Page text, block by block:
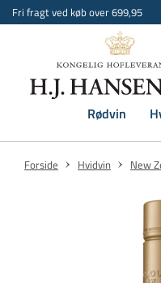
Fri fragt ved køb over 699,95
Rødvin
Forside Hvidvin New